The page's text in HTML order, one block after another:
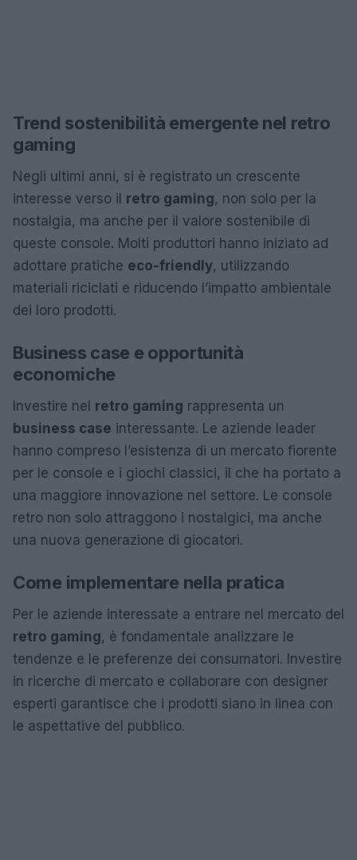
Trend sostenibilità emergente nel retro
gaming
Negli ultimi anni, si è registrato un crescente
interesse verso il retro gaming, non solo per la
nostalgia, ma anche per il valore sostenibile di
queste console. Molti produttori hanno iniziato ad
adottare pratiche eco-friendly, utilizzando
materiali riciclati e riducendo l’impatto ambientale
dei loro prodotti.
Business case e opportunità
economiche
Investire nel retro gaming rappresenta un
business case interessante. Le aziende leader
hanno compreso l’esistenza di un mercato fiorente
per le console e i giochi classici, il che ha portato a
una maggiore innovazione nel settore. Le console
retro non solo attraggono i nostalgici, ma anche
una nuova generazione di giocatori.
Come implementare nella pratica
Per le aziende interessate a entrare nel mercato del
retro gaming, è fondamentale analizzare le
tendenze e le preferenze dei consumatori. Investire
in ricerche di mercato e collaborare con designer
esperti garantisce che i prodotti siano in linea con
le aspettative del pubblico.